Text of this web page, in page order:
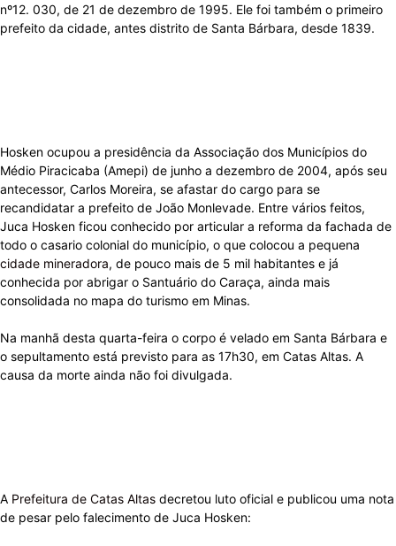
nº12. 030, de 21 de dezembro de 1995. Ele foi também o primeiro
prefeito da cidade, antes distrito de Santa Bárbara, desde 1839.
Hosken ocupou a presidência da Associação dos Municípios do
Médio Piracicaba (Amepi) de junho a dezembro de 2004, após seu
antecessor, Carlos Moreira, se afastar do cargo para se
recandidatar a prefeito de João Monlevade. Entre vários feitos,
Juca Hosken ficou conhecido por articular a reforma da fachada de
todo o casario colonial do município, o que colocou a pequena
cidade mineradora, de pouco mais de 5 mil habitantes e já
conhecida por abrigar o Santuário do Caraça, ainda mais
consolidada no mapa do turismo em Minas.
Na manhã desta quarta-feira o corpo é velado em Santa Bárbara e
o sepultamento está previsto para as 17h30, em Catas Altas. A
causa da morte ainda não foi divulgada.
A Prefeitura de Catas Altas decretou luto oficial e publicou uma nota
de pesar pelo falecimento de Juca Hosken: